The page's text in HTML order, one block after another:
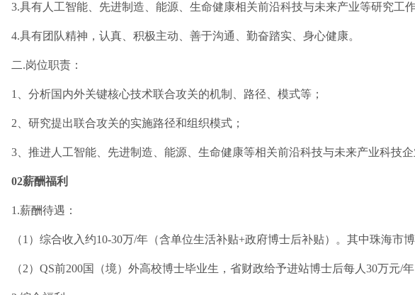
3.具有人工智能、先进制造、能源、生命健康相关前沿科技与未来产业等研究工
4.具有团队精神，认真、积极主动、善于沟通、勤奋踏实、身心健康。
二.岗位职责：
1、分析国内外关键核心技术联合攻关的机制、路径、模式等；
2、研究提出联合攻关的实施路径和组织模式；
3、推进人工智能、先进制造、能源、生命健康等相关前沿科技与未来产业科技
02薪酬福利
1.薪酬待遇：
（1）综合收入约10-30万/年（含单位生活补贴+政府博士后补贴）。其中珠海市
（2）QS前200国（境）外高校博士毕业生，省财政给予进站博士后每人30万元/年